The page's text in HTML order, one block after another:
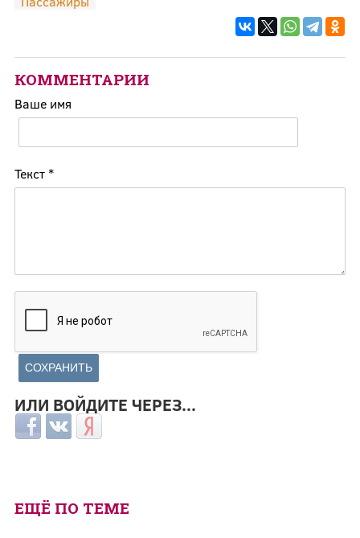
КОММЕНТАРИИ
Ваше имя
Текст *
ИЛИ ВОЙДИТЕ ЧЕРЕЗ...
Login with Facebook
Login with ВКонтакте
Login with Яндекс
ЕЩЁ ПО ТЕМЕ